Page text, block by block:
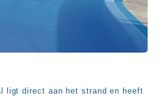
ligt direct aan het strand en heeft